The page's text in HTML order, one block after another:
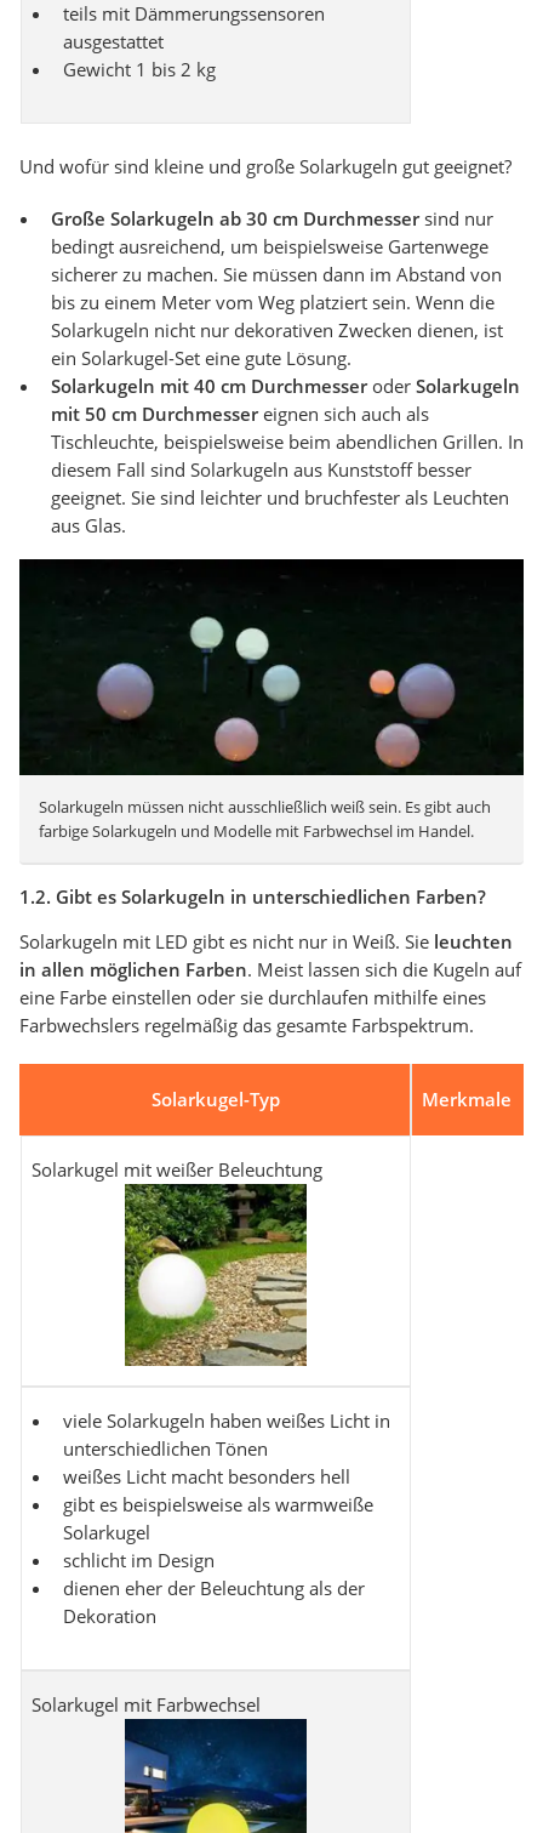
teils mit Dämmerungssensoren
ausgestattet
Gewicht 1 bis 2 kg
Und wofür sind kleine und große Solarkugeln gut geeignet?
Große Solarkugeln ab 30 cm Durchmessersind nur
bedingt ausreichend, um beispielsweise Gartenwege
sicherer zu machen. Sie müssen dann im Abstand von
bis zu einem Meter vom Weg platziert sein. Wenn die
Solarkugeln nicht nur dekorativen Zwecken dienen, ist
ein Solarkugel-Set eine gute Lösung.
Solarkugeln mit 40 cm Durchmesseroder Solarkugeln
mit 50 cm Durchmessereignen sich auch als
Tischleuchte, beispielsweise beim abendlichen Grillen. In
diesem Fall sind Solarkugeln aus Kunststoff besser
geeignet. Sie sind leichter und bruchfester als Leuchten
aus Glas.
Solarkugeln müssen nicht ausschließlich weiß sein. Es gibt auch
farbige Solarkugeln und Modelle mit Farbwechsel im Handel.
1.2. Gibt es Solarkugeln in unterschiedlichen Farben?
Solarkugeln mit LED gibt es nicht nur in Weiß. Sie leuchten
in allen möglichen Farben. Meist lassen sich die Kugeln auf
eine Farbe einstellen oder sie durchlaufen mithilfe eines
Farbwechslers regelmäßig das gesamte Farbspektrum.
Solarkugel-Typ Merkmale
Solarkugel mit weißer Beleuchtung
viele Solarkugeln haben weißes Licht in
unterschiedlichen Tönen
weißes Licht macht besonders hell
gibt es beispielsweise als warmweiße
Solarkugel
schlicht im Design
dienen eher der Beleuchtung als der
Dekoration
Solarkugel mit Farbwechsel